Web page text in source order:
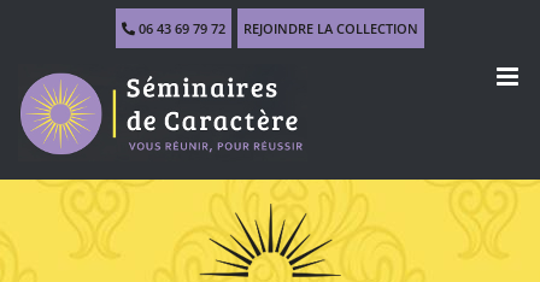
06 43 69 79 72 REJOINDRE LA COLLECTION